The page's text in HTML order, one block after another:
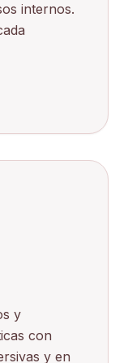
internos.
y
con
y en